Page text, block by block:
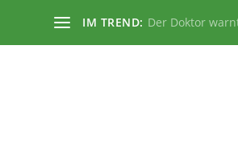
IM TREND: Der Doktor